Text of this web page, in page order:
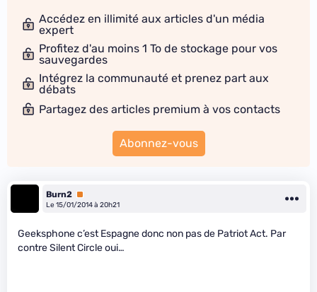
Accédez en illimité aux articles d'un média
expert
Profitez d'au moins 1 To de stockage pour vos
sauvegardes
Intégrez la communauté et prenez part aux
débats
Partagez des articles premium à vos contacts
Abonnez-vous
Burn2 Premium
Le 15/01/2014 à 20h21
Geeksphone c’est Espagne donc non pas de Patriot Act. Par
contre Silent Circle oui…